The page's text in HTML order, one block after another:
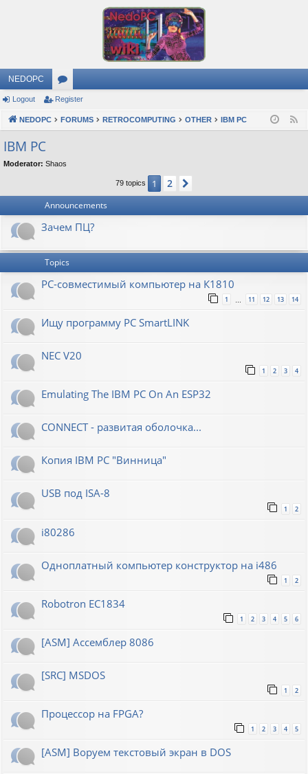
NEDOPC
or
u
s
Logout Register
NEDOPC FORUMS RETROCOMPUTING OTHER IBM PC
IBM PC
Moderator: Shaos
79 topics 1 2
Announcements
Зачем ПЦ?
Topics
PC-совместимый компьютер на К1810
1 … 11 12 13 14
Ищу программу PC SmartLINK
NEC V20
1 2 3 4
Emulating The IBM PC On An ESP32
CONNECT - развитая оболочка...
Копия IBM PC "Винница"
USB под ISA-8
1 2
i80286
Одноплатный компьютер конструктор на i486
1 2
Robotron EC1834
1 2 3 4 5 6
[ASM] Ассемблер 8086
[SRC] MSDOS
1 2
Процессор на FPGA?
1 2 3 4 5
[ASM] Воруем текстовый экран в DOS